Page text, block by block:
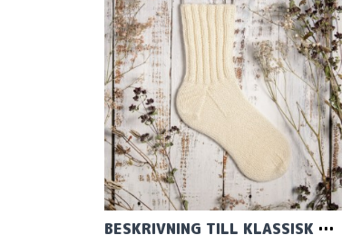
BESKRIVNING TILL KLASSISK RAGGSOCKA I MERINO RAGGI FÖR BARN OCH VUXNA